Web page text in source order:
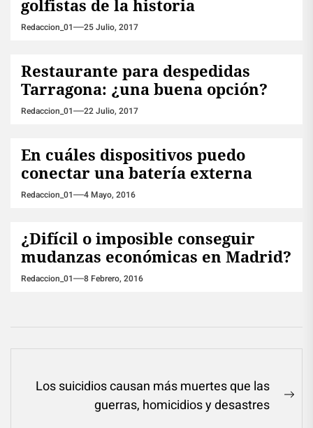
golfistas de la historia
Redaccion_01 25 Julio, 2017
Restaurante para despedidas
Tarragona: ¿una buena opción?
Redaccion_01 22 Julio, 2017
En cuáles dispositivos puedo
conectar una batería externa
Redaccion_01 4 Mayo, 2016
¿Difícil o imposible conseguir
mudanzas económicas en Madrid?
Redaccion_01 8 Febrero, 2016
Navegación
Los suicidios causan más muertes que las
guerras, homicidios y desastres